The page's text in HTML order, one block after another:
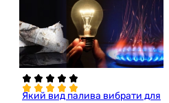
Який вид палива вибрати для